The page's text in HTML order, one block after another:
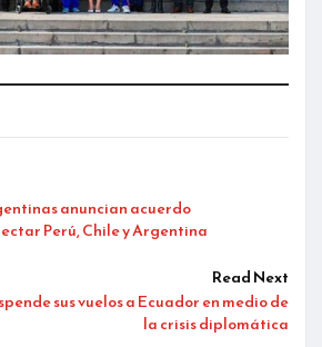
anuncian acuerdo
Perú, Chile y Argentina
Read Next
sus vuelos a Ecuador en medio de
la crisis diplomática